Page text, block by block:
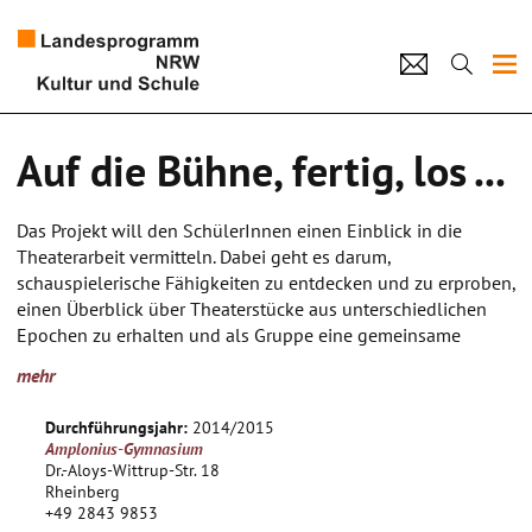
Künstlerpool
Schulen
Kultur und Schule
Auf die Bühne, fertig, los ...
Das Projekt will den SchülerInnen einen Einblick in die
Theaterarbeit vermitteln. Dabei geht es darum,
schauspielerische Fähigkeiten zu entdecken und zu erproben,
einen Überblick über Theaterstücke aus unterschiedlichen
Epochen zu erhalten und als Gruppe eine gemeinsame
In der Startphase stehen schauspielerischer Übungen im
stimmlichen und körperlichen Ausdrucksmöglichkeiten
kennenlernen und erweitern. Die Wahrnehmung wird
sensibilisiert und das Spiel in der Gruppe ausprobiert.
In der zweiten Phase setzen sich die SchülerInnen spielerisch
mehr
Durchführungsjahr: 2014/2015
Amplonius-Gymnasium
Dr.-Aloys-Wittrup-Str. 18
Rheinberg
+49 2843 9853